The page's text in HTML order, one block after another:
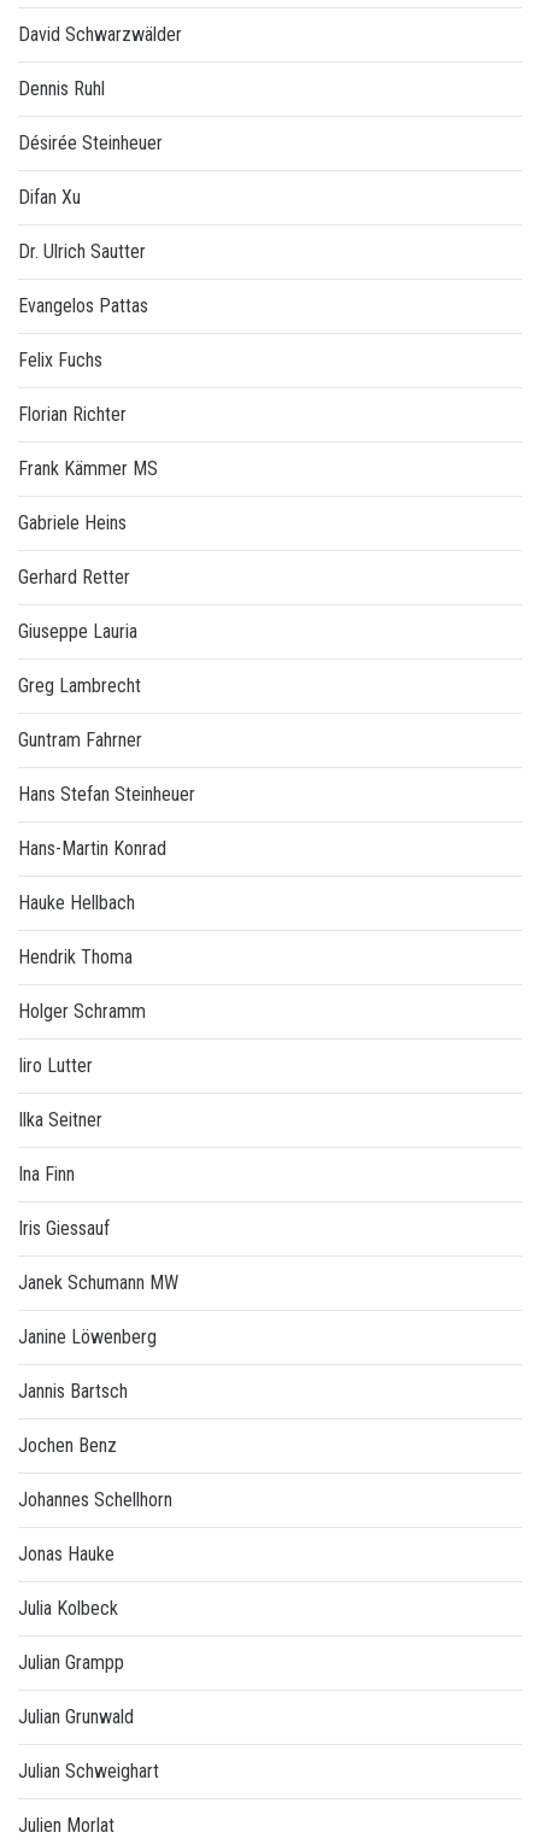
David Schwarzwälder
Dennis Ruhl
Désirée Steinheuer
Difan Xu
Dr. Ulrich Sautter
Evangelos Pattas
Felix Fuchs
Florian Richter
Frank Kämmer MS
Gabriele Heins
Gerhard Retter
Giuseppe Lauria
Greg Lambrecht
Guntram Fahrner
Hans Stefan Steinheuer
Hans-Martin Konrad
Hauke Hellbach
Hendrik Thoma
Holger Schramm
Iiro Lutter
Ilka Seitner
Ina Finn
Iris Giessauf
Janek Schumann MW
Janine Löwenberg
Jannis Bartsch
Jochen Benz
Johannes Schellhorn
Jonas Hauke
Julia Kolbeck
Julian Grampp
Julian Grunwald
Julian Schweighart
Julien Morlat